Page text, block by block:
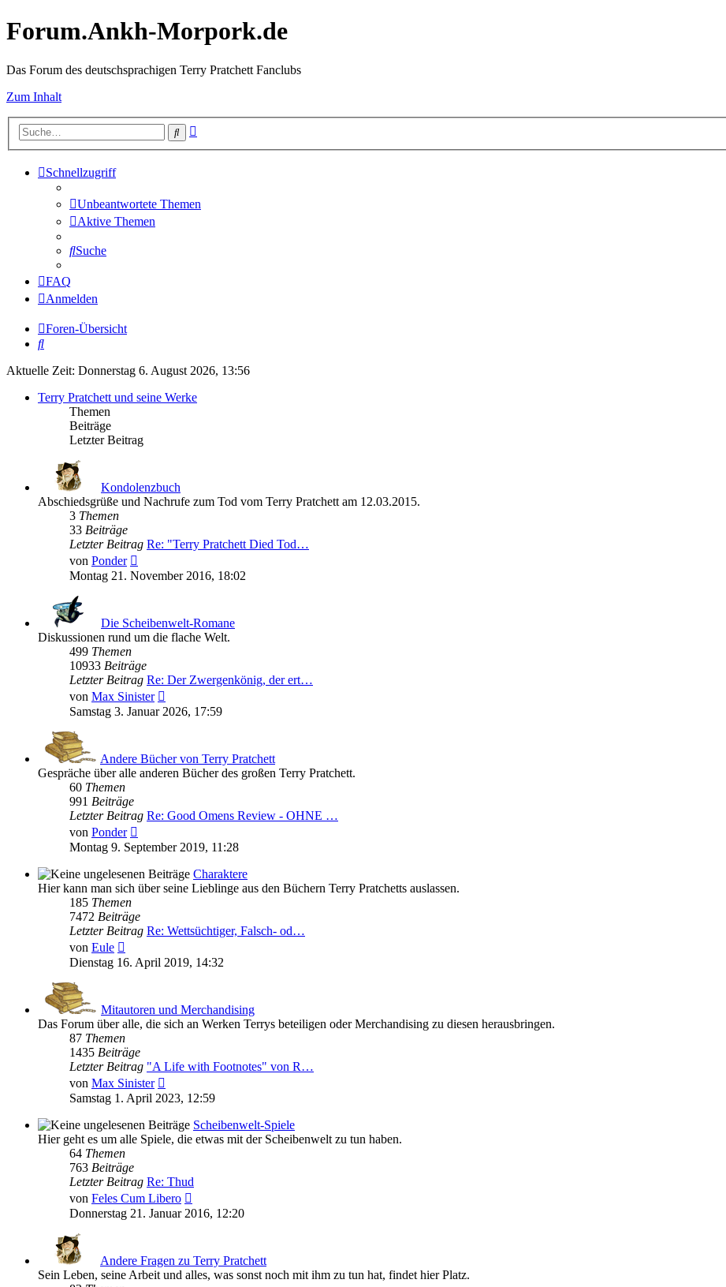
Forum.Ankh-Morpork.de
Das Forum des deutschsprachigen Terry Pratchett Fanclubs
Zum Inhalt
Suche
Schnellzugriff
Unbeantwortete Themen
Aktive Themen
Suche
FAQ
Anmelden
Foren-Übersicht
Suche
Aktuelle Zeit: Donnerstag 6. August 2026, 13:56
Terry Pratchett und seine Werke
Themen
Beiträge
Letzter Beitrag
Kondolenzbuch
Abschiedsgrüße und Nachrufe zum Tod vom Terry Pratchett am 12.03.2015.
3 Themen
33 Beiträge
Letzter Beitrag Re: "Terry Pratchett Died Tod…
von Ponder
Beitrag
Montag 21. November 2016, 18:02
Die Scheibenwelt-Romane
Diskussionen rund um die flache Welt.
499 Themen
10933 Beiträge
Letzter Beitrag Re: Der Zwergenkönig, der ert…
von Max Sinister
Beitrag
Samstag 3. Januar 2026, 17:59
Andere Bücher von Terry Pratchett
Gespräche über alle anderen Bücher des großen Terry Pratchett.
60 Themen
991 Beiträge
Letzter Beitrag Re: Good Omens Review - OHNE …
von Ponder
Beitrag
Montag 9. September 2019, 11:28
Charaktere
Hier kann man sich über seine Lieblinge aus den Büchern Terry Pratchetts auslassen.
185 Themen
7472 Beiträge
Letzter Beitrag Re: Wettsüchtiger, Falsch- od…
von Eule
Beitrag
Dienstag 16. April 2019, 14:32
Mitautoren und Merchandising
Das Forum über alle, die sich an Werken Terrys beteiligen oder Merchandising zu diesen herausbringen.
87 Themen
1435 Beiträge
Letzter Beitrag "A Life with Footnotes" von R…
von Max Sinister
Beitrag
Samstag 1. April 2023, 12:59
Scheibenwelt-Spiele
Hier geht es um alle Spiele, die etwas mit der Scheibenwelt zu tun haben.
64 Themen
763 Beiträge
Letzter Beitrag Re: Thud
von Feles Cum Libero
Beitrag
Donnerstag 21. Januar 2016, 12:20
Andere Fragen zu Terry Pratchett
Sein Leben, seine Arbeit und alles, was sonst noch mit ihm zu tun hat, findet hier Platz.